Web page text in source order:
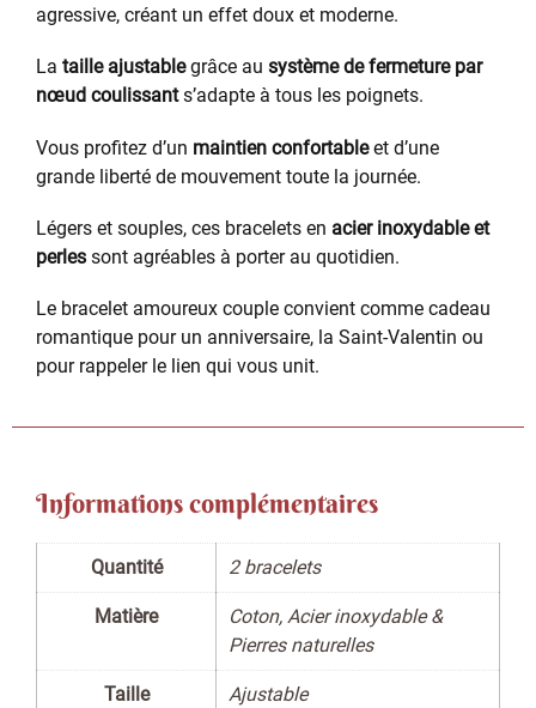
agressive, créant un effet doux et moderne.
La taille ajustablegrâce au système de fermeture par
nœud coulissants’adapte à tous les poignets.
Vous profitez d’un maintien confortableet d’une
grande liberté de mouvement toute la journée.
Légers et souples, ces bracelets en acier inoxydable et
perles sont agréables à porter au quotidien.
Le bracelet amoureux couple convient comme cadeau
romantique pour un anniversaire, la Saint-Valentin ou
pour rappeler le lien qui vous unit.
Informations complémentaires
Quantité 2 bracelets
Matière
Coton, Acier inoxydable &
Pierres naturelles
Taille Ajustable